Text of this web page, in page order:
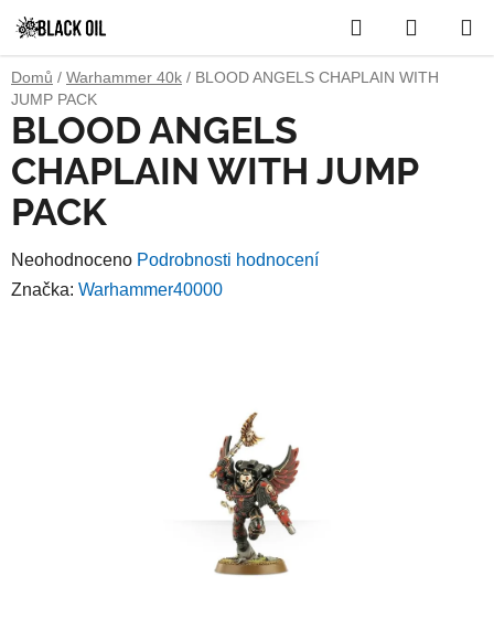
na
obsah
Hledat
KOŠÍK
Domů / Warhammer 40k / BLOOD ANGELS CHAPLAIN WITH
JUMP PACK
BLOOD ANGELS
CHAPLAIN WITH JUMP
PACK
Průměrné
hodnocení
Neohodnoceno Podrobnosti hodnocení
Značka: Warhammer40000